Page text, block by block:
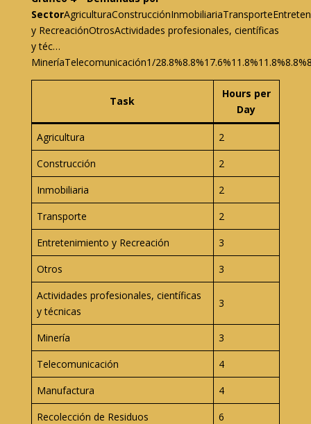
Sector
y RecreaciónOtrosActividades profesionales, científicas
y téc…
MineríaTelecomunicación1/
Task
Hours per
Day
Agricultura
2
Construcción
2
Inmobiliaria
2
Transporte
2
Entretenimiento y Recreación
3
Otros
3
Actividades profesionales, científicas
y técnicas
3
Minería
3
Telecomunicación
4
Manufactura
4
Recolección de Residuos
6